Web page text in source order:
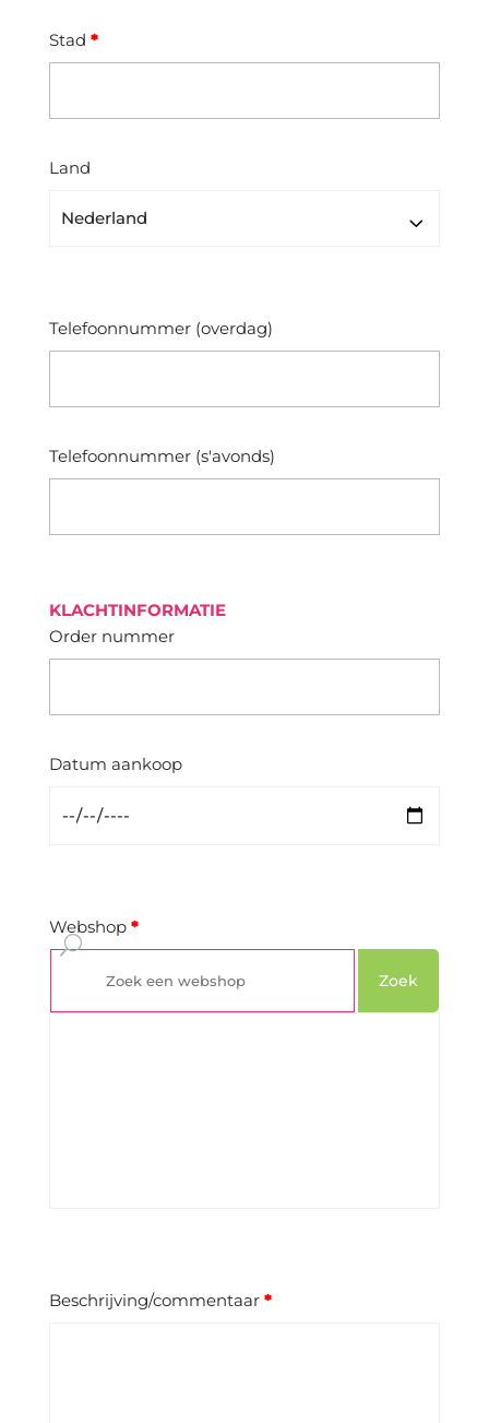
Stad *
Land
Telefoonnummer (overdag)
Telefoonnummer (s'avonds)
KLACHTINFORMATIE
Order nummer
Datum aankoop
Webshop *
Zoek
Beschrijving/commentaar *